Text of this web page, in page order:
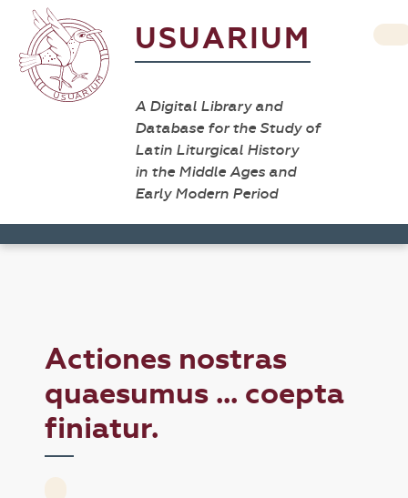
USUARIUM
A Digital Library and
Database for the Study of
Latin Liturgical History
in the Middle Ages and
Early Modern Period
Actiones nostras
quaesumus ... coepta
finiatur.